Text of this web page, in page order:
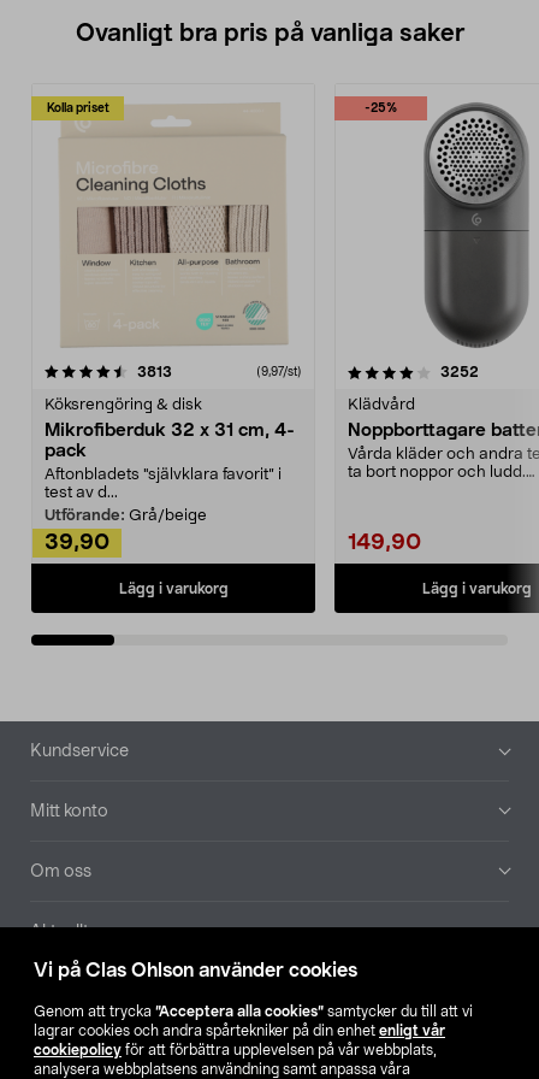
Vi på Clas Ohlson använder cookies
Genom att trycka ”Acceptera alla cookies” samtycker du till att vi
lagrar cookies och andra spårtekniker på din enhet enligt vår
cookiepolicy för att förbättra upplevelsen på vår webbplats,
analysera webbplatsens användning samt anpassa våra
Ovanligt bra pris på vanliga saker
Kolla priset
3813 (9,97/st)
Köksrengöring & disk
Mikrofiberduk 32 x 31 cm, 4-
pack
Aftonbladets "självklara favorit” i
test av d...
Utförande: Grå/beige
39,90
Lägg i varukorg
-25%
4.0av 5 stjärnor 3252
Klädvård
Noppborttagare
Vårda kläder och andra
ta bort noppor och ludd.
149,90
Lägg i varukorg
4.5av 5 stjärnor
Sidfot
Kundservice
Mitt konto
Om oss
Aktuellt
Hitta butik